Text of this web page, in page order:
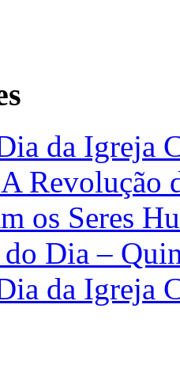
da Igreja
Revolução
os Seres
Dia –
da Igreja